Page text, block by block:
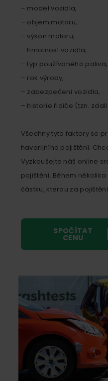
– model vozidla,
– objem motoru,
– výkon motoru,
– hmotnost vozidla,
– typ používaného paliva,
– rok výroby,
– zabezpečení vozidla,
– historie řidiče (tzn.
Všechny tyto faktory se
havarijního pojištění.
Vyzkoušejte náš online
pojištění. Během
částku, kterou za
SPOČÍTAT
CENU